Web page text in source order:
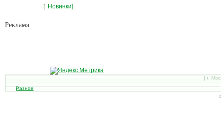
[ Новинки]
Рекламa
| г.
Разное